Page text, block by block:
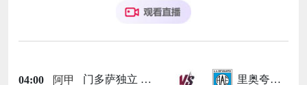
04:00 阿甲 门多萨独立 里奥夸尔托学生队